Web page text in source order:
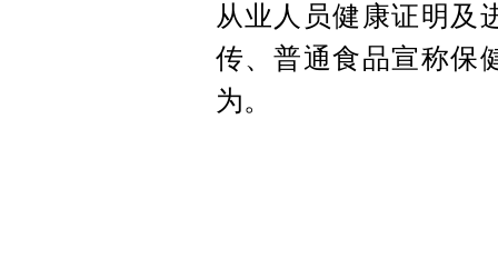
从业人员健康证明及
传、普通食品宣称保
为。